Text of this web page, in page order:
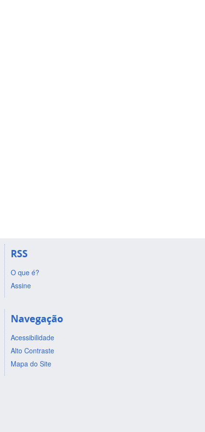
RSS
O que é?
Assine
Navegação
Acessibilidade
Alto Contraste
Mapa do Site